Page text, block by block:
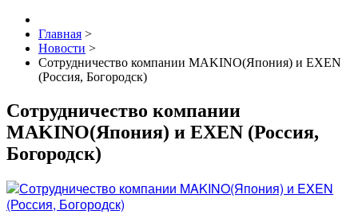
Главная >
Новости >
Сотрудничество компании MAKINO(Япония) и EXEN
(Россия, Богородск)
Сотрудничество компании
MAKINO(Япония) и EXEN (Россия,
Богородск)